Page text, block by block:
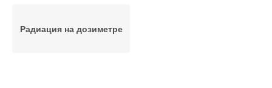
Радиация на дозиметре